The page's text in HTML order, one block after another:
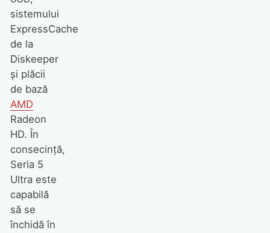
sistemului
ExpressCache
de la
Diskeeper
şi plăcii
de bază
AMD
Radeon
HD. În
consecinţă,
Seria 5
Ultra este
capabilă
să se
închidă în